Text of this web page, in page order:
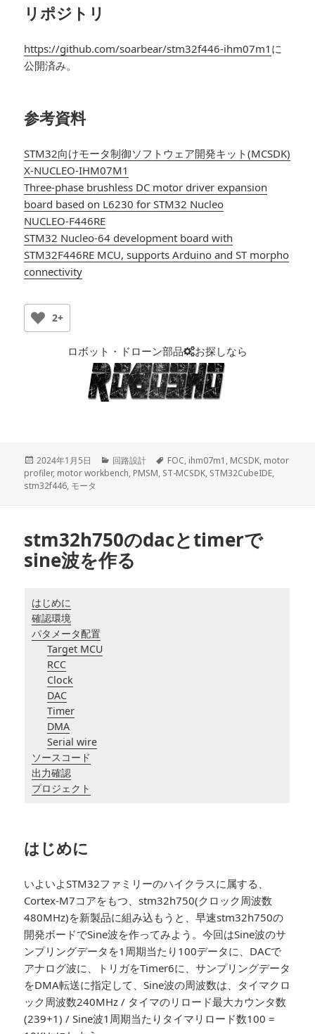
リポジトリ
https://github.com/soarbear/stm32f446-ihm07m1 に
公開済み。
参考資料
STM32向けモータ制御ソフトウェア開発キット(MCSDK)
X-NUCLEO-IHM07M1
Three-phase brushless DC motor driver expansion
board based on L6230 for STM32 Nucleo
NUCLEO-F446RE
STM32 Nucleo-64 development board with
STM32F446RE MCU, supports Arduino and ST morpho
connectivity
2+
ロボット・ドローン部品 お探しなら
投
稿
日:
2024年1月5日
カ
テ
回路設計
タ
グ
FOC, ihm07m1 , MCSDK, motor
profiler, motor workbench, PMSM, ST-MCSDK, STM32CubeIDE,
stm32f446, モータ
stm32h750のdacとtimerで
sine波を作る
はじめに
確認環境
パタメータ配置
Target MCU
RCC
Clock
DAC
Timer
DMA
Serial wire
ソースコード
出力確認
プロジェクト
はじめに
いよいよSTM32ファミリーのハイクラスに属する、
Cortex-M7コアをもつ、stm32h750(クロック周波数
480MHz)を新製品に組み込もうと、早速stm32h750の
開発ボードでSine波を作ってみよう。今回はSine波のサ
ンプリングデータを1周期当たり100データに、DACで
アナログ波に、トリガをTimer6に、サンプリングデータ
をDMA転送に指定して、Sine波の周波数は、タイマクロ
ック周波数240MHz / タイマのリロード最大カウンタ数
(239+1) / Sine波1周期当たりタイマリロード数100 =